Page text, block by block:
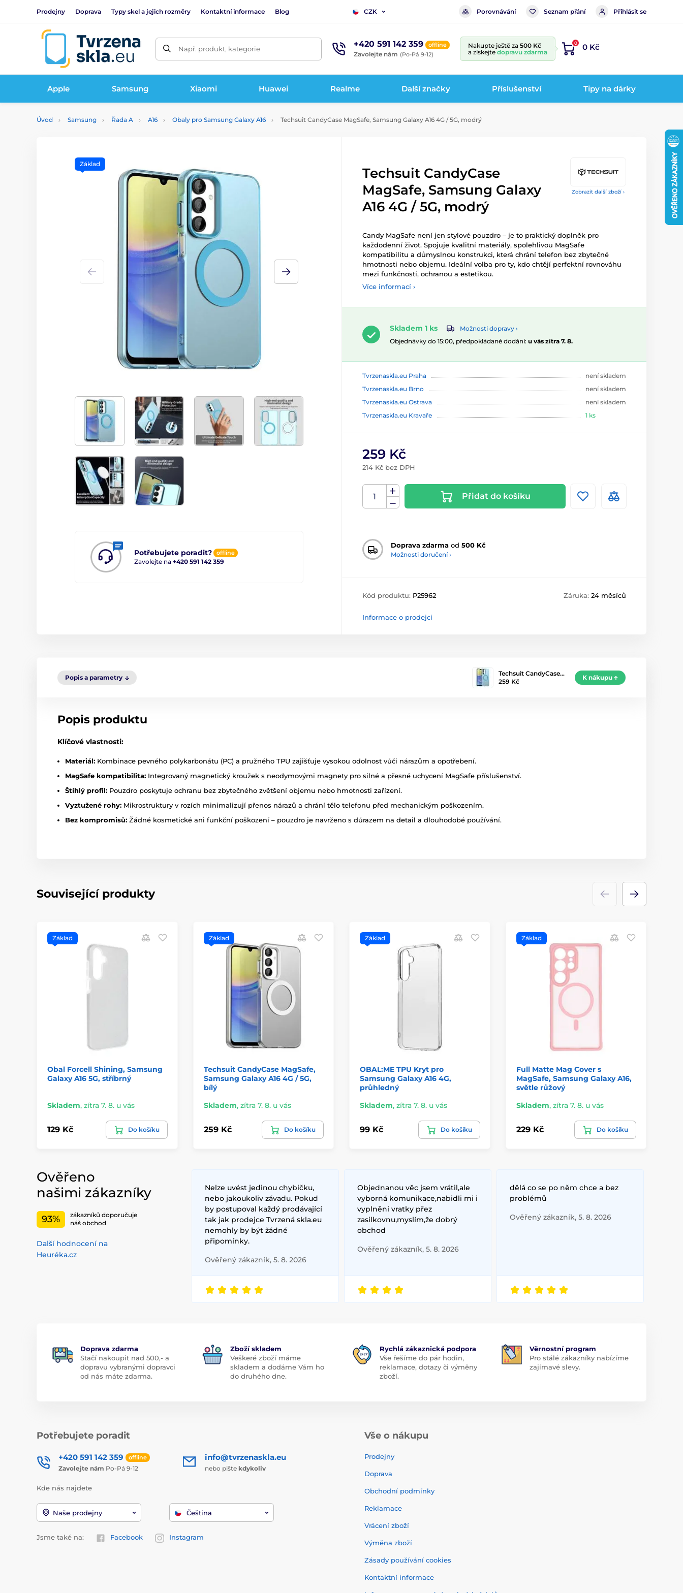
Prodejny Doprava Typy skel a jejich rozměry Kontaktní informace Blog CZK Porovnávání Seznam přání Přihlásit se
Např. produkt, kategorie +420 591 142 359 offline
Zavolejte nám (Po-Pá 9-12)
Nakupte ještě za 500 Kč
a získejte dopravu zdarma
0 0 Kč
Apple Samsung Xiaomi Huawei Realme Další značky Příslušenství Tipy na dárky
Úvod Samsung Řada A A16 Obaly pro Samsung Galaxy A16 Techsuit CandyCase MagSafe, Samsung Galaxy A16 4G / 5G, modrý
Zobrazit další zboží ›
Potřebujete poradit? offline
Zavolejte na +420 591 142 359
Základ
Techsuit CandyCase
MagSafe, Samsung Galaxy
A16 4G / 5G, modrý
Candy MagSafe není jen stylové pouzdro – je to praktický doplněk pro
každodenní život. Spojuje kvalitní materiály, spolehlivou MagSafe
kompatibilitu a důmyslnou konstrukci, která chrání telefon bez zbytečné
hmotnosti nebo objemu. Ideální volba pro ty, kdo chtějí perfektní rovnováhu
mezi funkčností, ochranou a estetikou.
Více informací ›
Skladem 1 ks
Možnosti dopravy ›
Objednávky do 15:00, předpokládané dodání: u vás zítra 7. 8.
Tvrzenaskla.eu Praha
není skladem
Tvrzenaskla.eu Brno
není skladem
Tvrzenaskla.eu Ostrava
není skladem
Tvrzenaskla.eu Kravaře
1 ks
259 Kč
214 Kč bez DPH
Přidat do košíku
Doprava zdarma od 500 Kč
Možnosti doručení ›
Kód produktu: P25962 Záruka: 24 měsíců
Informace o prodejci
Popis a parametry
Techsuit CandyCase…
259 Kč
K nákupu
Popis produktu
Klíčové vlastnosti:
Materiál: Kombinace pevného polykarbonátu (PC) a pružného TPU zajišťuje vysokou odolnost vůči nárazům a opotřebení.
MagSafe kompatibilita: Integrovaný magnetický kroužek s neodymovými magnety pro silné a přesné uchycení MagSafe příslušenství.
Štíhlý profil: Pouzdro poskytuje ochranu bez zbytečného zvětšení objemu nebo hmotnosti zařízení.
Vyztužené rohy: Mikrostruktury v rozích minimalizují přenos nárazů a chrání tělo telefonu před mechanickým poškozením.
Bez kompromisů: Žádné kosmetické ani funkční poškození – pouzdro je navrženo s důrazem na detail a dlouhodobé používání.
Související produkty
Základ
Obal Forcell Shining, Samsung
Galaxy A16 5G, stříbrný
Skladem, zítra 7. 8. u vás
129 Kč Do košíku
Základ
Techsuit CandyCase MagSafe,
Samsung Galaxy A16 4G / 5G,
bílý
Skladem, zítra 7. 8. u vás
259 Kč Do košíku
Základ
OBAL:ME TPU Kryt pro
Samsung Galaxy A16 4G,
průhledný
Skladem, zítra 7. 8. u vás
99 Kč Do košíku
Základ
Full Matte Mag Cover s
MagSafe, Samsung Galaxy A16,
světle růžový
Skladem, zítra 7. 8. u vás
229 Kč Do košíku
Ověřeno
našimi zákazníky
93%
zákazníků doporučuje
náš obchod
Další hodnocení na
Heuréka.cz
Nelze uvést jedinou chybičku,
nebo jakoukoliv závadu. Pokud
by postupoval každý prodávající
tak jak prodejce Tvrzená skla.eu
nemohly by být žádné
připomínky.
Ověřený zákazník, 5. 8. 2026
Objednanou věc jsem vrátil,ale
vyborná komunikace,nabidli mi i
vyplněni vratky přez
zasilkovnu,myslím,že dobrý
obchod
Ověřený zákazník, 5. 8. 2026
dělá co se po něm chce a bez
problémů
Ověřený zákazník, 5. 8. 2026
Doprava zdarma
Stačí nakoupit nad 500,- a
dopravu vybranými dopravci
od nás máte zdarma.
Zboží skladem
Veškeré zboží máme
skladem a dodáme Vám ho
do druhého dne.
Rychlá zákaznická podpora
Vše řešíme do pár hodin,
reklamace, dotazy či výměny
zboží.
Věrnostní program
Pro stálé zákazníky nabízíme
zajímavé slevy.
Potřebujete poradit
+420 591 142 359 offline
Zavolejte nám Po-Pá 9-12
info@tvrzenaskla.eu
nebo pište kdykoliv
Kde nás najdete
Naše prodejny Čeština
Jsme také na: Facebook Instagram
Vše o nákupu
Prodejny
Doprava
Obchodní podmínky
Reklamace
Vrácení zboží
Výměna zboží
Zásady používání cookies
Kontaktní informace